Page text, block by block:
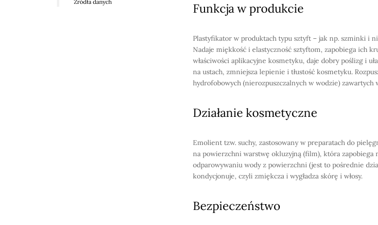
Funkcja w produkcie
Plastyfikator w produktach typu sztyft – jak np. szminki i
Nadaje miękkość i elastyczność sztyftom, zapobiega ich
właściwości aplikacyjne kosmetyku, daje dobry poślizg i
na ustach, zmniejsza lepienie i tłustość kosmetyku.
hydrofobowych (nierozpuszczalnych w wodzie) zawartych
Działanie kosmetyczne
Emolient tzw. suchy, zastosowany w preparatach do
na powierzchni warstwę okluzyjną (film), która zapobiega
odparowywaniu wody z powierzchni (jest to pośrednie
kondycjonuje, czyli zmiękcza i wygładza skórę i włosy.
Bezpieczeństwo
Źródła danych